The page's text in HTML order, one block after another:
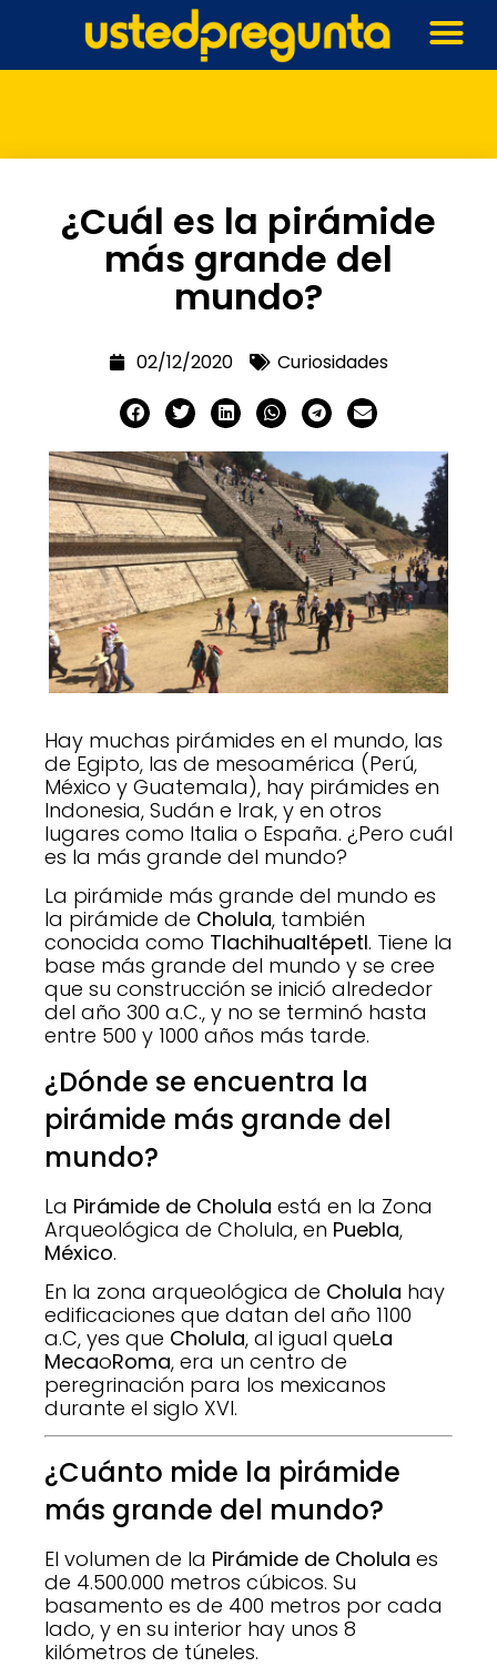
¿Cuál es la pirámide
más grande del
mundo?
02/12/2020 Curiosidades
Hay muchas pirámides en el mundo, las
de Egipto, las de mesoamérica (Perú,
México y Guatemala), hay pirámides en
Indonesia, Sudán e Irak, y en otros
lugares como Italia o España. ¿Pero cuál
es la más grande del mundo?
La pirámide más grande del mundo es
la pirámide de Cholula, también
conocida como Tlachihualtépetl. Tiene la
base más grande del mundo y se cree
que su construcción se inició alrededor
del año 300 a.C., y no se terminó hasta
entre 500 y 1000 años más tarde.
¿Dónde se encuentra la
pirámide más grande del
mundo?
La Pirámide de Cholula está en la Zona
Arqueológica de Cholula, en Puebla,
México.
En la zona arqueológica de Cholula hay
edificaciones que datan del año 1100
a.C, yes que Cholula, al igual queLa
MecaoRoma, era un centro de
peregrinación para los mexicanos
durante el siglo XVI.
¿Cuánto mide la pirámide
más grande del mundo?
El volumen de la Pirámide de Cholula es
de 4.500.000 metros cúbicos. Su
basamento es de 400 metros por cada
lado, y en su interior hay unos 8
kilómetros de túneles.